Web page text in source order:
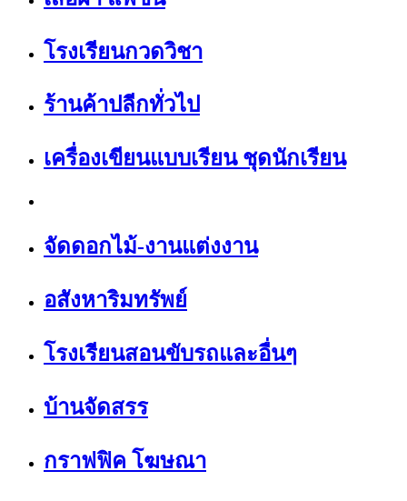
โรงเรียนกวดวิชา
ร้านค้าปลีกทั่วไป
เครื่องเขียนแบบเรียน ชุดนักเรียน
จัดดอกไม้-งานแต่งงาน
อสังหาริมทรัพย์
โรงเรียนสอนขับรถและอื่นๆ
บ้านจัดสรร
กราฟฟิค โฆษณา